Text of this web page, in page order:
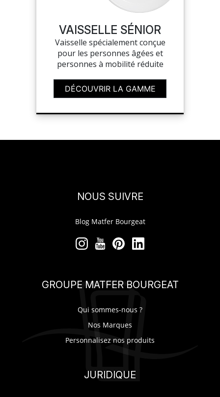
VAISSELLE SÉNIOR
Vaisselle spécialement conçue
pour les personnes âgées et
personnes à mobilité réduite
DÉCOUVRIR LA GAMME
NOUS SUIVRE
Blog Matfer Bourgeat
GROUPE MATFER BOURGEAT
Qui sommes-nous ?
Nos Marques
Personnalisez nos produits
JURIDIQUE